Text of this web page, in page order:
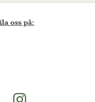
oss på: